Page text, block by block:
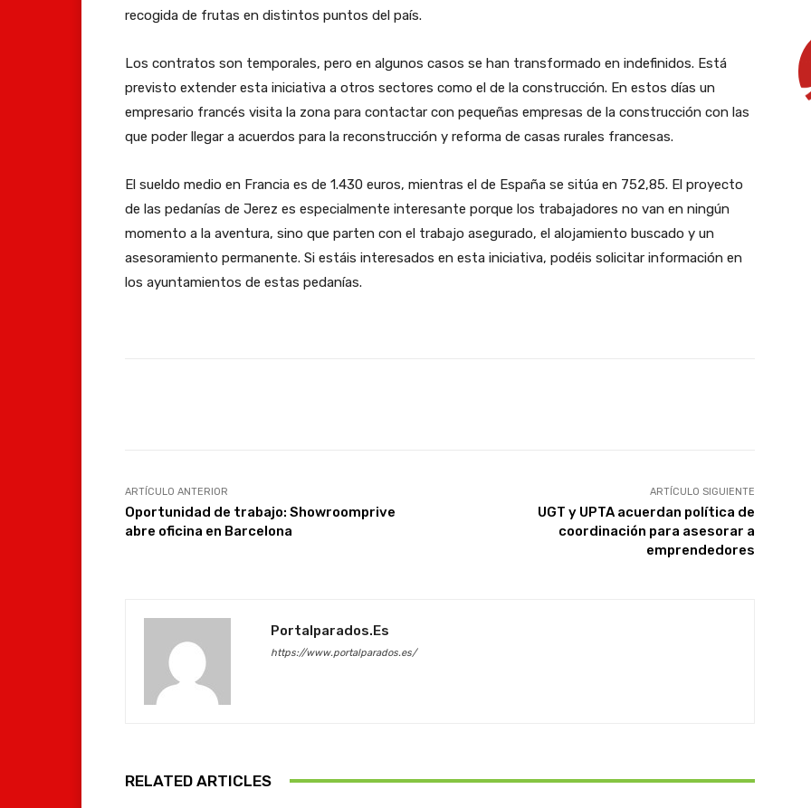
recogida de frutas en distintos puntos del país.
Los contratos son temporales, pero en algunos casos se han transformado en indefinidos. Está
previsto extender esta iniciativa a otros sectores como el de la construcción. En estos días un
empresario francés visita la zona para contactar con pequeñas empresas de la construcción con las
que poder llegar a acuerdos para la reconstrucción y reforma de casas rurales francesas.
El sueldo medio en Francia es de 1.430 euros, mientras el de España se sitúa en 752,85. El proyecto
de las pedanías de Jerez es especialmente interesante porque los trabajadores no van en ningún
momento a la aventura, sino que parten con el trabajo asegurado, el alojamiento buscado y un
asesoramiento permanente. Si estáis interesados en esta iniciativa, podéis solicitar información en
los ayuntamientos de estas pedanías.
ARTÍCULO ANTERIOR
Oportunidad de trabajo: Showroomprive
abre oficina en Barcelona
ARTÍCULO SIGUIENTE
UGT y UPTA acuerdan política de
coordinación para asesorar a
emprendedores
Portalparados.es
https://www.portalparados.es/
RELATED ARTICLES